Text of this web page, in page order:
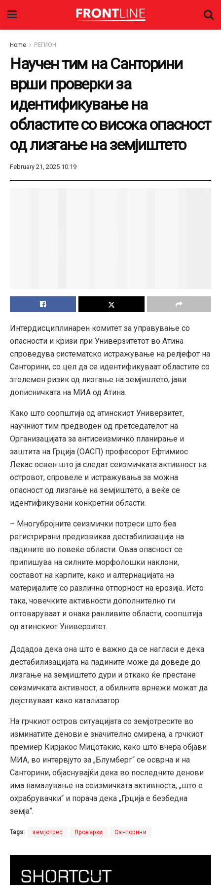
Home РЕГИОН
Научен тим на Санторини
врши проверки за
идентификување на
областите со висока опасност
од лизгање на земјиштето
February 21, 2025 10:19
Интердисциплинарен комитет за управување со
опасности и кризи при Универзитетот во Атина
спроведува систематско истражување на релјефот на
Санторини, со цел да се идентификуваат областите со
зголемен ризик од лизгање на земјиштето, јави
дописничката на МИА од Атина.
Како што соопштија од атинскиот Универзитет,
научниот тим предводен од претседателот на
Организацијата за антисеизмичко планирање и
заштита на Грција (ОАСП) професорот Ефтимиос
Лекас освен што ја следат сеизмичката активност на
островот, спровеле и истражувања за можна
опасност од лизгање на земјиштето, а веќе се
идентификувани конкретни области.
– Многубројните сеизмички потреси што беа
регистрирани предизвикаа дестабилизација на
падините во повеќе области. Оваа опасност се
припишува на силните морфолошки наклони,
составот на карпите, како и алтернацијата на
материјалите со различна отпорност на ерозија. Исто
така, човечките активности дополнително ги
оптоваруваат и онака ранливите области, соопштија
од атинскиот Универзитет.
Додадоа дека она што е важно да се нагласи е дека
дестабилизацијата на падините може да доведе до
лизгање на земјиштето дури и откако ќе престане
сеизмичката активност, а обилните врнежи можат да
дејствуваат како катализатор.
На грчкиот остров ситуацијата со земјотресите во
изминатите денови е значително смирена, а грчкиот
премиер Кирјакос Мицотакис, како што вчера објави
МИА, во интервјуто за „Блумберг“ се осврна и на
Санторини, објаснувајќи дека во последните денови
има намалување на сеизмичката активноста, „што е
охрабрувачки“ и порача дека „Грција е безбедна
земја“.
Tags: земјотрес Проверки Санторини